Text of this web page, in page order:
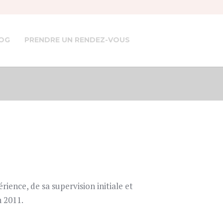
PRENDRE UN RENDEZ-VOUS
de sa supervision initiale et